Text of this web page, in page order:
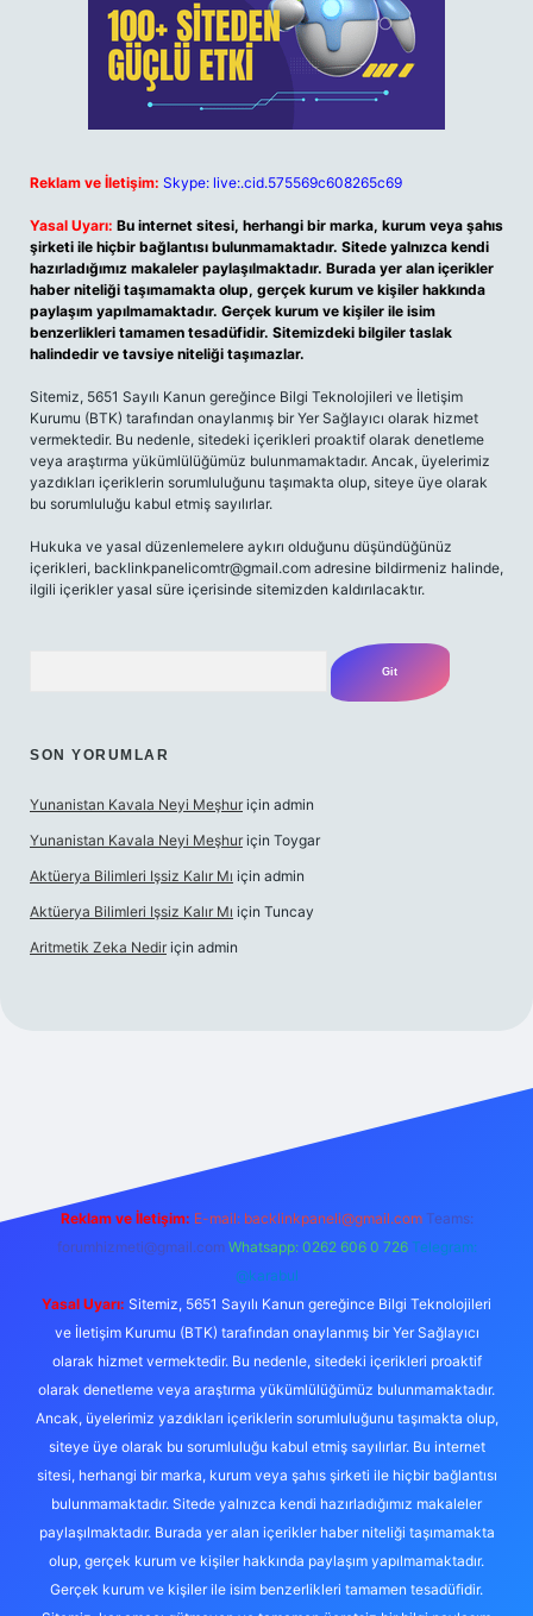
Reklam ve İletişim: Skype: live:.cid.575569c608265c69
Yasal Uyarı: Bu internet sitesi, herhangi bir marka, kurum veya şahıs
şirketi ile hiçbir bağlantısı bulunmamaktadır. Sitede yalnızca kendi
hazırladığımız makaleler paylaşılmaktadır. Burada yer alan içerikler
haber niteliği taşımamakta olup, gerçek kurum ve kişiler hakkında
paylaşım yapılmamaktadır. Gerçek kurum ve kişiler ile isim
benzerlikleri tamamen tesadüfidir. Sitemizdeki bilgiler taslak
halindedir ve tavsiye niteliği taşımazlar.
Sitemiz, 5651 Sayılı Kanun gereğince Bilgi Teknolojileri ve İletişim
Kurumu (BTK) tarafından onaylanmış bir Yer Sağlayıcı olarak hizmet
vermektedir. Bu nedenle, sitedeki içerikleri proaktif olarak denetleme
veya araştırma yükümlülüğümüz bulunmamaktadır. Ancak, üyelerimiz
yazdıkları içeriklerin sorumluluğunu taşımakta olup, siteye üye olarak
bu sorumluluğu kabul etmiş sayılırlar.
Hukuka ve yasal düzenlemelere aykırı olduğunu düşündüğünüz
içerikleri, backlinkpanelicomtr@gmail.com adresine bildirmeniz halinde,
ilgili içerikler yasal süre içerisinde sitemizden kaldırılacaktır.
SON YORUMLAR
Yunanistan Kavala Neyi Meşhur için admin
Yunanistan Kavala Neyi Meşhur için Toygar
Aktüerya Bilimleri Işsiz Kalır Mı için admin
Aktüerya Bilimleri Işsiz Kalır Mı için Tuncay
Aritmetik Zeka Nedir için admin
Reklam ve İletişim: E-mail: backlinkpaneli@gmail.com Teams:
forumhizmeti@gmail.com Whatsapp: 0262 606 0 726 Telegram:
@karabul
Yasal Uyarı: Sitemiz, 5651 Sayılı Kanun gereğince Bilgi Teknolojileri
ve İletişim Kurumu (BTK) tarafından onaylanmış bir Yer Sağlayıcı
olarak hizmet vermektedir. Bu nedenle, sitedeki içerikleri proaktif
olarak denetleme veya araştırma yükümlülüğümüz bulunmamaktadır.
Ancak, üyelerimiz yazdıkları içeriklerin sorumluluğunu taşımakta olup,
siteye üye olarak bu sorumluluğu kabul etmiş sayılırlar. Bu internet
sitesi, herhangi bir marka, kurum veya şahıs şirketi ile hiçbir bağlantısı
bulunmamaktadır. Sitede yalnızca kendi hazırladığımız makaleler
paylaşılmaktadır. Burada yer alan içerikler haber niteliği taşımamakta
olup, gerçek kurum ve kişiler hakkında paylaşım yapılmamaktadır.
Gerçek kurum ve kişiler ile isim benzerlikleri tamamen tesadüfidir.